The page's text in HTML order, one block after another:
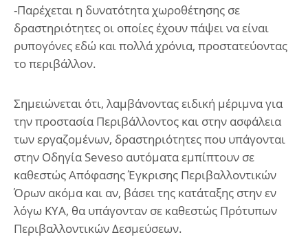
-Παρέχεται η δυνατότητα χωροθέτησης σε
δραστηριότητες οι οποίες έχουν πάψει να είναι
ρυπογόνες εδώ και πολλά χρόνια, προστατεύοντας
το περιβάλλον.
Σημειώνεται ότι, λαμβάνοντας ειδική μέριμνα για
την προστασία Περιβάλλοντος και στην ασφάλεια
των εργαζομένων, δραστηριότητες που υπάγονται
στην Οδηγία Seveso αυτόματα εμπίπτουν σε
καθεστώς Απόφασης Έγκρισης Περιβαλλοντικών
Όρων ακόμα και αν, βάσει της κατάταξης στην εν
λόγω ΚΥΑ, θα υπάγονταν σε καθεστώς Πρότυπων
Περιβαλλοντικών Δεσμεύσεων.